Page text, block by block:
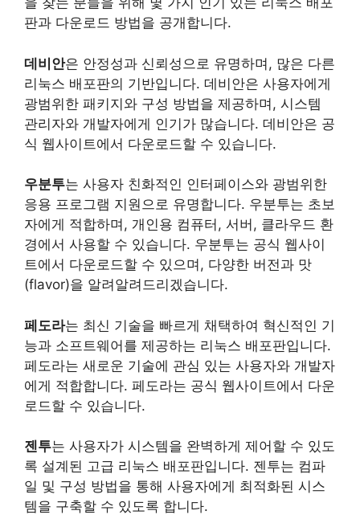
판과 다운로드 방법을 공개합니다.
데비안은 안정성과 신뢰성으로 유명하며, 많은 다른
리눅스 배포판의 기반입니다. 데비안은 사용자에게
광범위한 패키지와 구성 방법을 제공하며, 시스템
관리자와 개발자에게 인기가 많습니다. 데비안은 공
식 웹사이트에서 다운로드할 수 있습니다.
우분투는 사용자 친화적인 인터페이스와 광범위한
응용 프로그램 지원으로 유명합니다. 우분투는 초보
자에게 적합하며, 개인용 컴퓨터, 서버, 클라우드 환
경에서 사용할 수 있습니다. 우분투는 공식 웹사이
트에서 다운로드할 수 있으며, 다양한 버전과 맛
(flavor)을 알려알려드리겠습니다.
페도라는 최신 기술을 빠르게 채택하여 혁신적인 기
능과 소프트웨어를 제공하는 리눅스 배포판입니다.
페도라는 새로운 기술에 관심 있는 사용자와 개발자
에게 적합합니다. 페도라는 공식 웹사이트에서 다운
로드할 수 있습니다.
젠투는 사용자가 시스템을 완벽하게 제어할 수 있도
록 설계된 고급 리눅스 배포판입니다. 젠투는 컴파
일 및 구성 방법을 통해 사용자에게 최적화된 시스
템을 구축할 수 있도록 합니다.